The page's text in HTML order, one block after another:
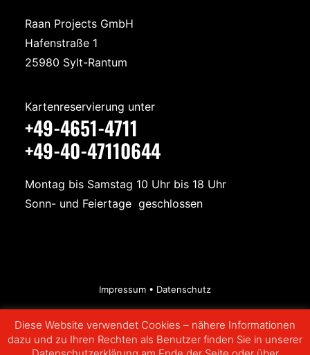
Raan Projects GmbH
Hafenstraße 1
25980 Sylt-Rantum
Kartenreservierung unter
+49-4651-4711
+49-40-47110644
Montag bis Samstag 10 Uhr bis 18 Uhr
Sonn- und Feiertage geschlossen
Impressum • Datenschutz
Diese Website verwendet Cookies – nähere Informationen
dazu und zu Ihren Rechten als Benutzer finden Sie in unserer